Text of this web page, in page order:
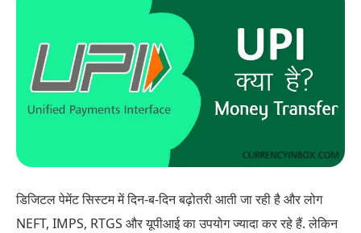
डिजिटल पेमेंट सिस्टम में दिन-ब-दिन बढ़ोतरी आती जा रही है और लोग
NEFT, IMPS, RTGS और यूपीआई का उपयोग ज्यादा कर रहे हैं. लेकिन